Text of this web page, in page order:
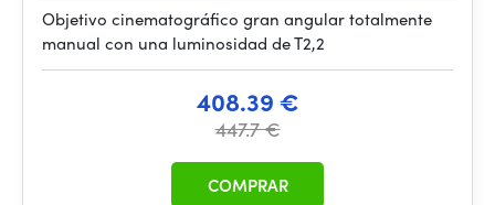
Objetivo cinematográfico gran angular totalmente
manual con una luminosidad de T2,2
408.39 €
447.7 €
COMPRAR